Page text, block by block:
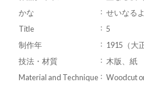
かな
せいなる
Title
5
制作年
1915（大
技法・材質
木版、紙
Material and Technique
Woodcut